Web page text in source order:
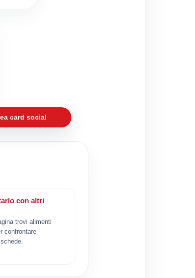
card social
con altri
trovi alimenti
confrontare